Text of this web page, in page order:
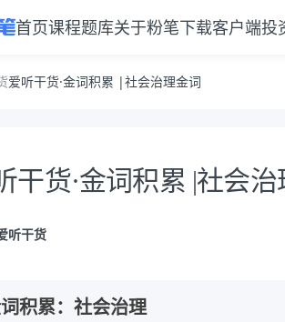
首页课程题库关于粉笔下载客户端投
爱听干货·金词积累 |社会治理金词
干货·金词积累 |社会治
听干货
积累：社会治理